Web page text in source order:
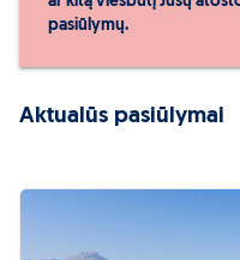
pasiūlymų.
Aktualūs pasiūlymai